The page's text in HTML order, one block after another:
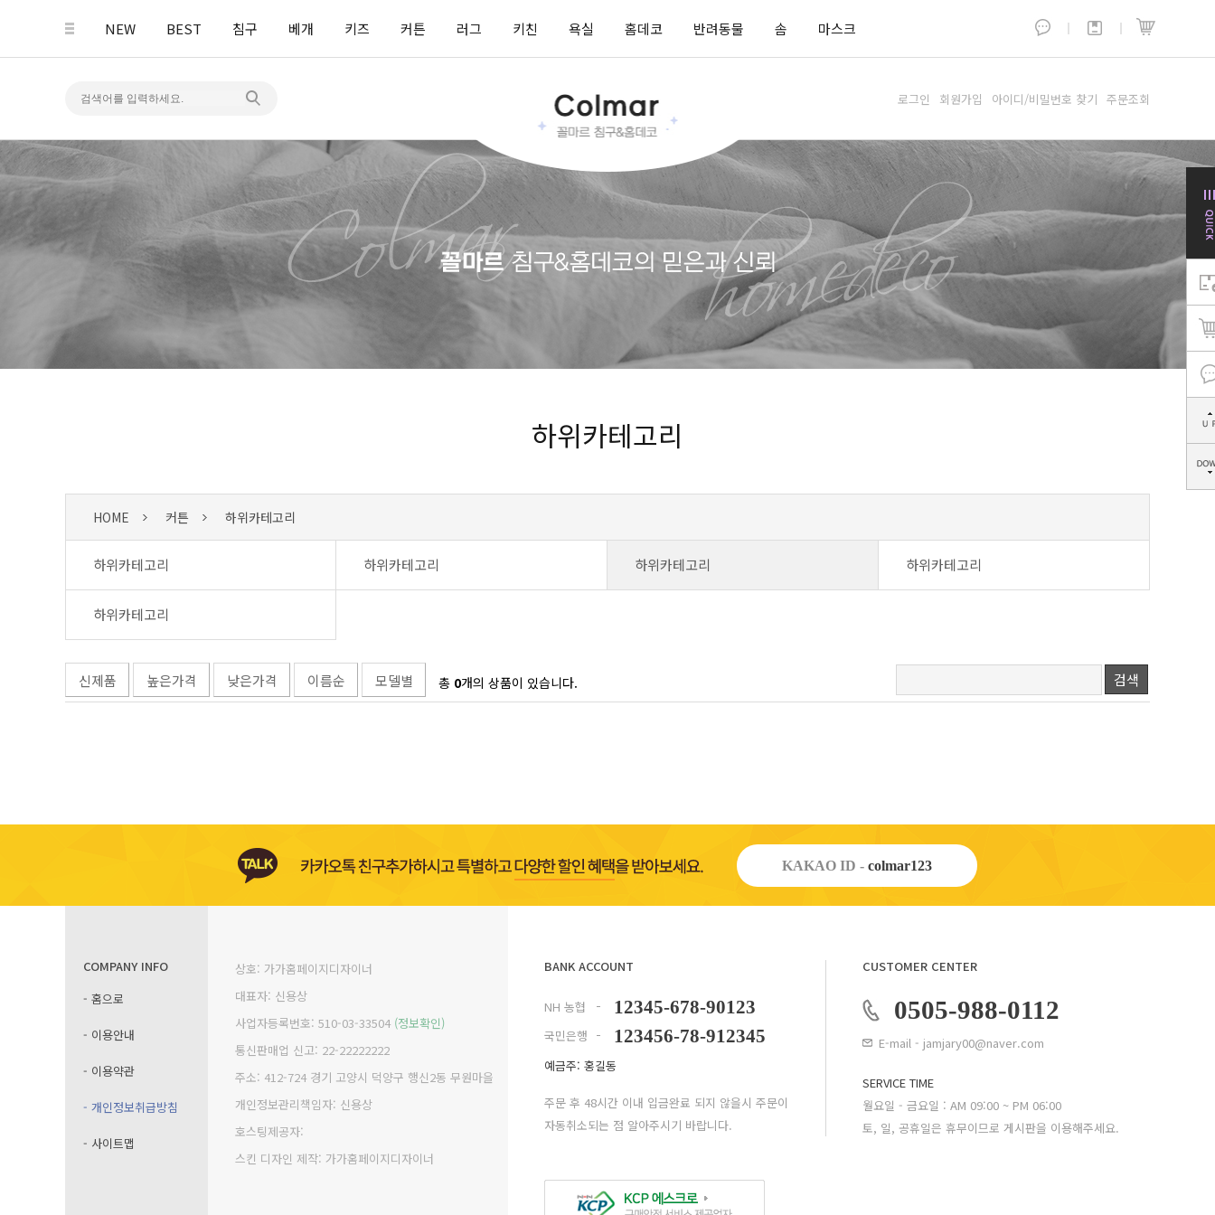
NEW BEST 침구 베개 키즈 커튼 러그 키친 욕실 홈데코 반려동물 솜 마스크
로그인 회원가입 아이디/비밀번호 찾기 주문조회
하위카테고리
HOME 커튼 하위카테고리
하위카테고리 하위카테고리 하위카테고리 하위카테고리
하위카테고리
신제품 높은가격 낮은가격 이름순 모델별 총 0개의 상품이 있습니다. 검색
KAKAO ID - colmar123
COMPANY INFO
- 홈으로
- 이용안내
- 이용약관
- 개인정보취급방침
- 사이트맵
상호: 가가홈페이지디자이너
대표자: 신용상
사업자등록번호: 510-03-33504 (정보확인)
통신판매업 신고: 22-22222222
주소: 412-724 경기 고양시 덕양구 행신2동 무원마을
개인정보관리책임자: 신용상
호스팅제공자:
스킨 디자인 제작: 가가홈페이지디자이너
BANK ACCOUNT
NH 농협
국민은행
12345-678-90123
123456-78-912345
예금주: 홍길동
주문 후 48시간 이내 입금완료 되지 않을시 주문이
자동취소되는 점 알아주시기 바랍니다.
CUSTOMER CENTER
0505-988-0112
E-mail - jamjary00@naver.com
SERVICE TIME
월요일 - 금요일 : AM 09:00 ~ PM 06:00
토, 일, 공휴일은 휴무이므로 게시판을 이용해주세요.